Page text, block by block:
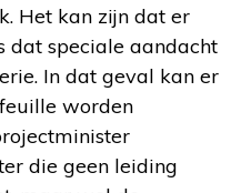
Het kan zijn dat er
dat speciale aandacht
In dat geval kan er
worden
die geen leiding